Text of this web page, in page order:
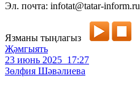
Эл. почта: infotat@tatar-inform.ru
Язманы тыңлагыз
Җәмгыять
23 июнь 2025 17:27
Зөлфия Шәвәлиева